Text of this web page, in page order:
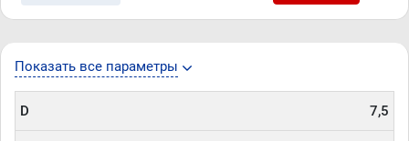
Показать все параметры
D 7,5